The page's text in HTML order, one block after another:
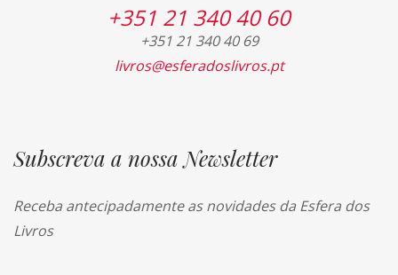
+351 21 340 40 60
+351 21 340 40 69
livros@esferadoslivros.pt
Subscreva a nossa Newsletter
Receba antecipadamente as novidades da Esfera dos
Livros